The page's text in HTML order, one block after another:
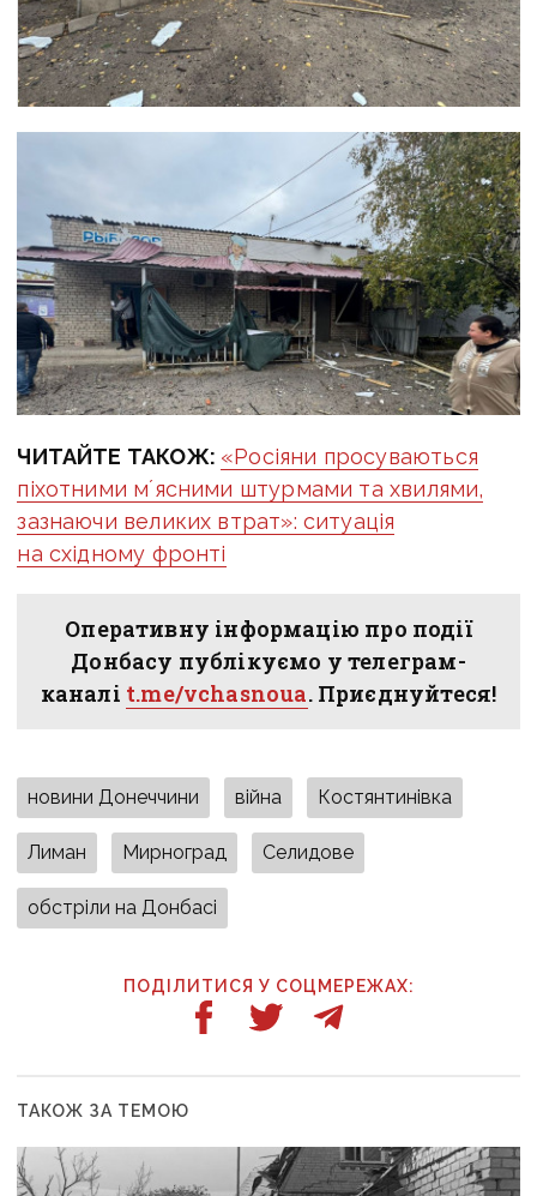
ЧИТАЙТЕ ТАКОЖ: «Росіяни просуваються
піхотними мʼясними штурмами та хвилями,
зазнаючи великих втрат»: ситуація
на східному фронті
Оперативну інформацію про події
Донбасу публікуємо у телеграм-
каналі t.me/vchasnoua. Приєднуйтеся!
новини Донеччини війна Костянтинівка
Лиман Мирноград Селидове
обстріли на Донбасі
ПОДІЛИТИСЯ У СОЦМЕРЕЖАХ:
ТАКОЖ ЗА ТЕМОЮ